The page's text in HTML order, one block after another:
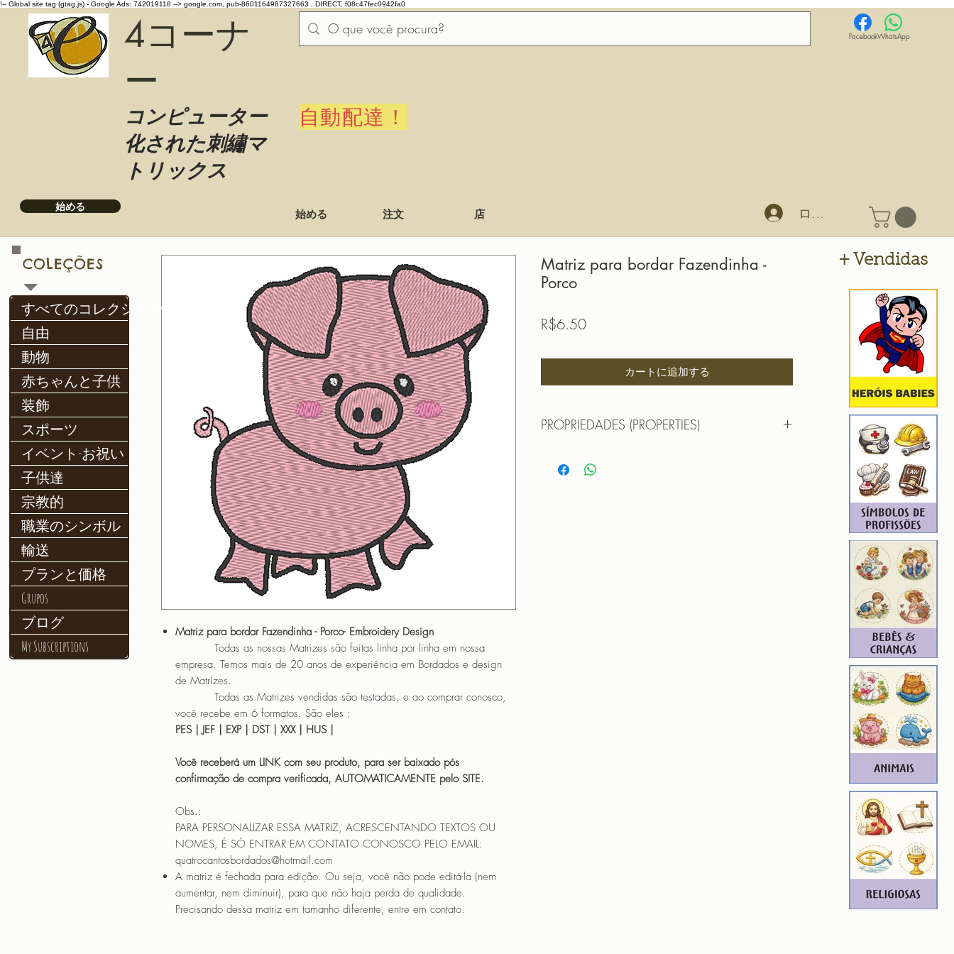
!-- Global site tag (gtag.js) - Google Ads: 742019118 --> google.com, pub-8601164987327663 , DIRECT, f08c47fec0942fa0
4コーナ
ー
コンピューター
化された刺繡マ
トリックス
自動配達！
FacebookWhatsApp
始める
始める 注文 店 ログイン
Matriz para bordar Fazendinha - Porco- Embroidery Design
Todas as nossas Matrizes são feitas linha por linha em nossa
empresa. Temos mais de 20 anos de experiência em Bordados e design
de Matrizes.
Todas as Matrizes vendidas são testadas, e ao comprar conosco,
você recebe em 6 formatos. São eles :
PES | JEF | EXP | DST | XXX | HUS |
Você receberá um LINK com seu produto, para ser baixado pós
confirmação de compra verificada, AUTOMATICAMENTE pelo SITE.
Obs.:
PARA PERSONALIZAR ESSA MATRIZ, ACRESCENTANDO TEXTOS OU
NOMES, É SÓ ENTRAR EM CONTATO CONOSCO PELO EMAIL:
quatrocantosbordados@hotmail.com
A matriz é fechada para edição. Ou seja, você não pode editá-la (nem
aumentar, nem diminuir), para que não haja perda de qualidade.
Precisando dessa matriz em tamanho diferente, entre em contato.
Matriz para bordar Fazendinha -
Porco
R$6.50価
カートに追加する
PROPRIEDADES (PROPERTIES)
TAMANHO (SIZE) : 7,7cm X 8,8cm
すべてのコレクション
自由
動物
赤ちゃんと子供
装飾
スポーツ
イベント-お祝い
子供達
宗教的
職業のシンボル
輸送
プランと価格
Grupos
ブログ
My Subscriptions
COLEÇÕES + Vendidas